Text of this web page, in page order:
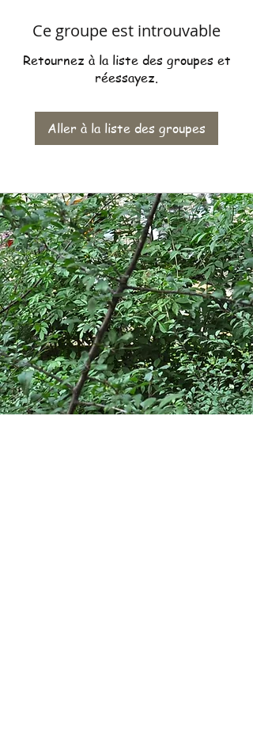
Ce groupe est introuvable
Retournez à la liste des groupes et
réessayez.
Aller à la liste des groupes